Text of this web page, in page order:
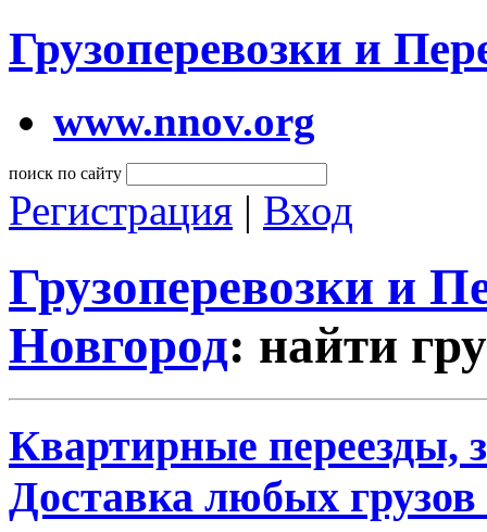
Грузоперевозки и
www.nnov.org
поиск по сайту
Регистрация | Вход
Грузоперевозки и
Новгород: найти
Квартирные переезды,
Доставка любых